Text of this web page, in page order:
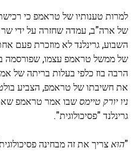
למרות טענותיו של טראמפ כי
של ארה"ב, עמדה שחזרה על ידי
השבוע, גרינלנד לא מוזכרת פעם
של ממשל טראמפ עצמו, שפורסמה
הרבה בוז כלפי בעלות בריתה של
את חשיבתו של טראמפ, הצביע
ניו יורק טיימסשבו אמר טראמפ
גרינלנד "פסיכולוגית".
"הוּאצריך את זה מבחינה